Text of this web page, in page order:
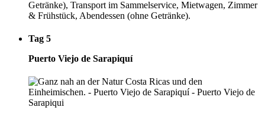
Getränke), Transport im Sammelservice, Mietwagen, Zimmer
& Frühstück, Abendessen (ohne Getränke).
Tag 5
Puerto Viejo de Sarapiquí